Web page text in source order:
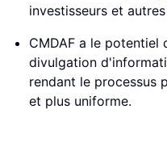
investisseurs et
CMDAF a le potentiel
divulgation
rendant le processus
et plus uniforme.